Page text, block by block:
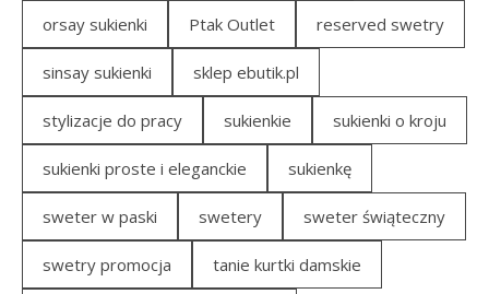
orsay sukienki Ptak Outlet reserved swetry
sinsay sukienki sklep ebutik.pl
stylizacje do pracy sukienkie sukienki o kroju
sukienki proste i eleganckie sukienkę
sweter w paski swetery sweter świąteczny
swetry promocja tanie kurtki damskie